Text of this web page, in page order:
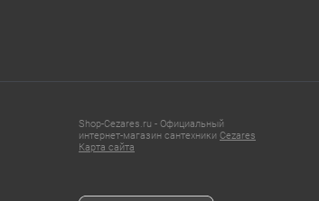
Shop-Cezares.ru - Официальный
интернет-магазин сантехники Cezares
Карта сайта